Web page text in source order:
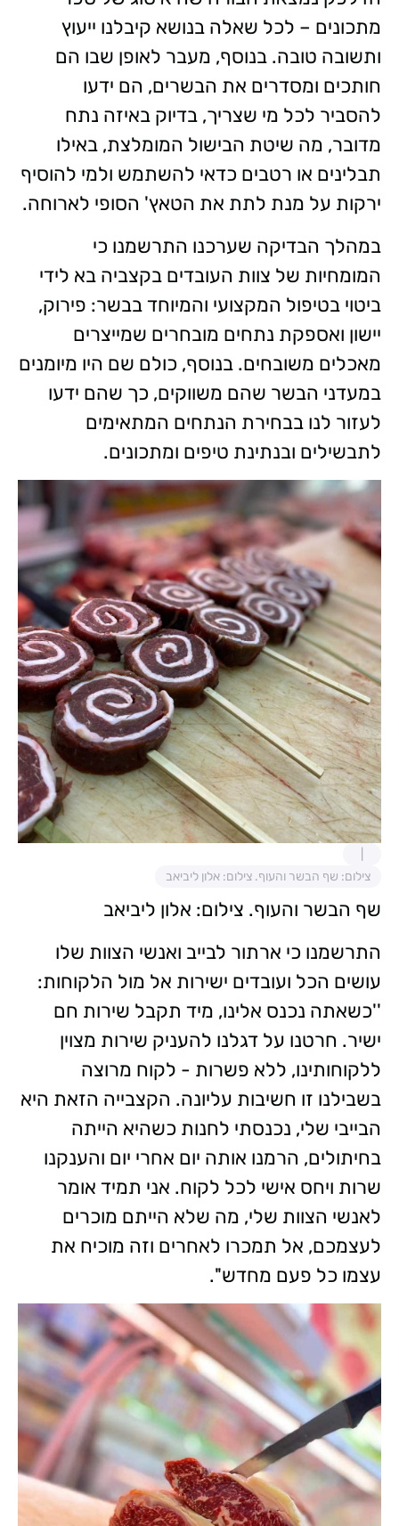
מתכונים – לכל שאלה בנושא קיבלנו ייעוץ
ותשובה טובה. בנוסף, מעבר לאופן שבו הם
חותכים ומסדרים את הבשרים, הם ידעו
להסביר לכל מי שצריך, בדיוק באיזה נתח
מדובר, מה שיטת הבישול המומלצת, באילו
תבלינים או רטבים כדאי להשתמש ולמי להוסיף
ירקות על מנת לתת את הטאץ' הסופי לארוחה.
במהלך הבדיקה שערכנו התרשמנו כי
המומחיות של צוות העובדים בקצביה בא לידי
ביטוי בטיפול המקצועי והמיוחד בבשר: פירוק,
יישון ואספקת נתחים מובחרים שמייצרים
מאכלים משובחים. בנוסף, כולם שם היו מיומנים
במעדני הבשר שהם משווקים, כך שהם ידעו
לעזור לנו בבחירת הנתחים המתאימים
לתבשילים ובנתינת טיפים ומתכונים.
צילום: שף הבשר והעוף. צילום: אלון ליביאב
שף הבשר והעוף. צילום: אלון ליביאב
התרשמנו כי ארתור לבייב ואנשי הצוות שלו
עושים הכל ועובדים ישירות אל מול הלקוחות:
''כשאתה נכנס אלינו, מיד תקבל שירות חם
ישיר. חרטנו על דגלנו להעניק שירות מצוין
ללקוחותינו, ללא פשרות - לקוח מרוצה
בשבילנו זו חשיבות עליונה. הקצבייה הזאת היא
הבייבי שלי, נכנסתי לחנות כשהיא הייתה
בחיתולים, הרמנו אותה יום אחרי יום והענקנו
שרות ויחס אישי לכל לקוח. אני תמיד אומר
לאנשי הצוות שלי, מה שלא הייתם מוכרים
לעצמכם, אל תמכרו לאחרים וזה מוכיח את
עצמו כל פעם מחדש''.